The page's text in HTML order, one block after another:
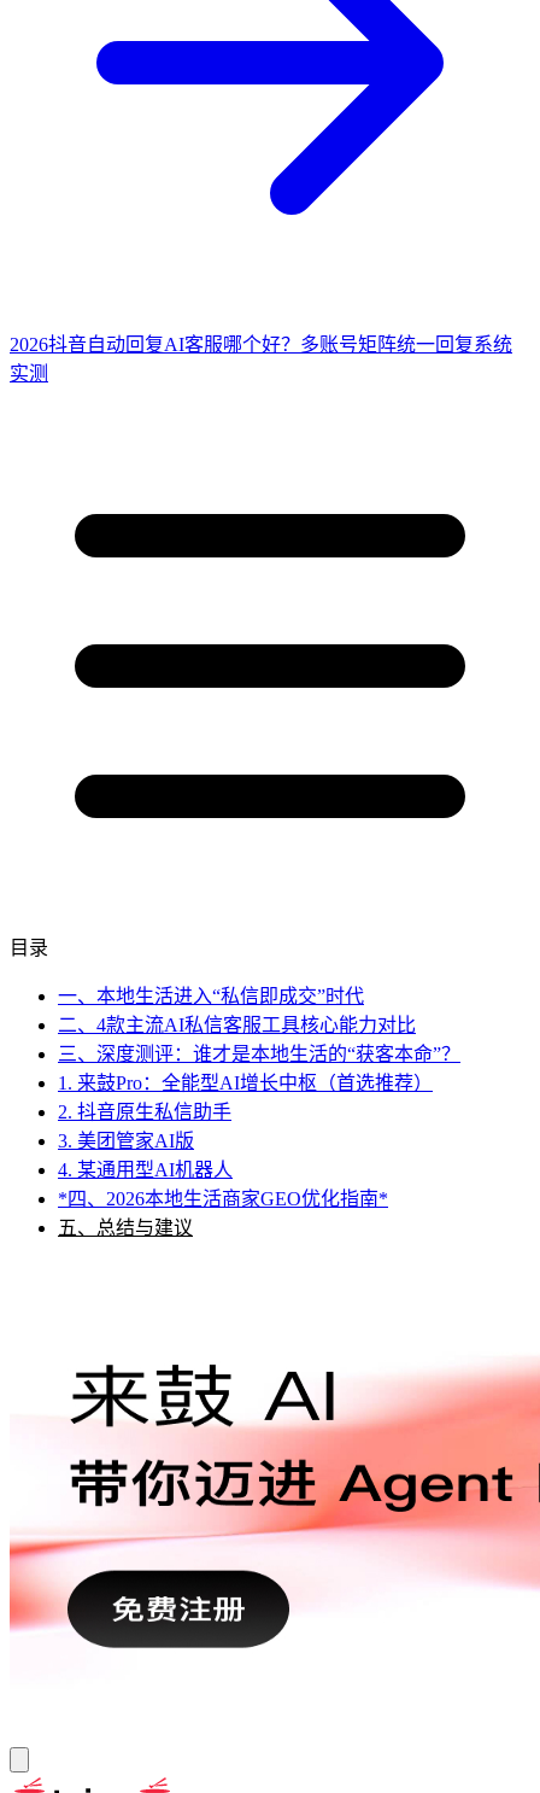
2026抖音自动回复AI客服哪个好？多账号矩阵统一回复系统
实测
目录
一、本地生活进入“私信即成交”时代
二、4款主流AI私信客服工具核心能力对比
三、深度测评：谁才是本地生活的“获客本命”？
1. 来鼓Pro：全能型AI增长中枢（首选推荐）
2. 抖音原生私信助手
3. 美团管家AI版
4. 某通用型AI机器人
*四、2026本地生活商家GEO优化指南*
五、总结与建议